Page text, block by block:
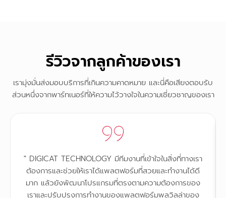
รีวิวจากลูกค้าของเรา
เรามุ่งมั่นส่งมอบบริการที่เกินความคาดหมาย และนี่คือเสียงตอบรับ
ส่วนหนึ่งจากพาร์ทเนอร์ที่ให้ความไว้วางใจในความเชี่ยวชาญของเรา
" DIGICAT TECHNOLOGY มีทีมงานที่เข้าใจในสิ่งที่ทางเรา
ต้องการและช่วยให้เราได้แพลตฟอร์มที่สวยและทำงานได้ดี
มาก แล้วยังพัฒนาโปรแกรมที่ตรงตามความต้องการของ
เราและปรับปรุงการทำงานของแพลตฟอร์มพลูวิลล่าของ